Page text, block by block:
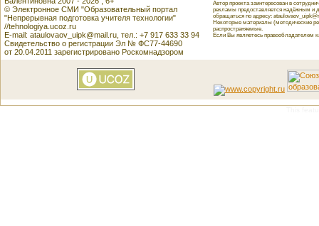
© Электронное СМИ "Образовательный портал
"Непрерывная подготовка учителя технологии"
//tehnologiya.ucoz.ru
E-mail: ataulovaov_uipk@mail.ru, тел.: +7 917 633 33 94
Свидетельство о регистрации Эл № ФС77-44690
от 20.04.2011 зарегистрировано Роскомнадзором
Автор проекта заинтересован в
рекламы предоставляется надёжным и
обращаться по адресу:
Некоторые материалы (методические
распространяемые.
Если Вы являетесь правообладателем